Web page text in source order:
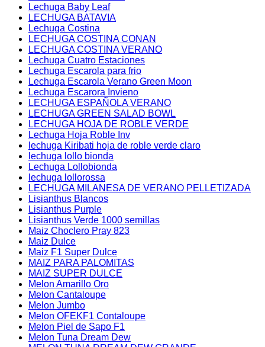
Lechuga Baby Leaf
LECHUGA BATAVIA
Lechuga Costina
LECHUGA COSTINA CONAN
LECHUGA COSTINA VERANO
Lechuga Cuatro Estaciones
Lechuga Escarola para frio
Lechuga Escarola Verano Green Moon
Lechuga Escarora Invieno
LECHUGA ESPAÑOLA VERANO
LECHUGA GREEN SALAD BOWL
LECHUGA HOJA DE ROBLE VERDE
Lechuga Hoja Roble Inv
lechuga Kiribati hoja de roble verde claro
lechuga lollo bionda
Lechuga Lollobionda
lechuga lollorossa
LECHUGA MILANESA DE VERANO PELLETIZADA
Lisianthus Blancos
Lisianthus Purple
Lisianthus Verde 1000 semillas
Maiz Choclero Pray 823
Maiz Dulce
Maiz F1 Super Dulce
MAIZ PARA PALOMITAS
MAIZ SUPER DULCE
Melon Amarillo Oro
Melon Cantaloupe
Melon Jumbo
Melon OFEKF1 Contaloupe
Melon Piel de Sapo F1
Melon Tuna Dream Dew